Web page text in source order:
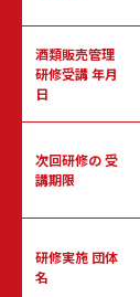
酒類販売管理
研修受講 年月
日
次回研修の受
講期限
研修実施 団体
名